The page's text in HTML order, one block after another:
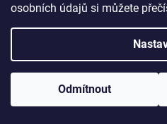
osobních údajů si můžete
Odmítnout